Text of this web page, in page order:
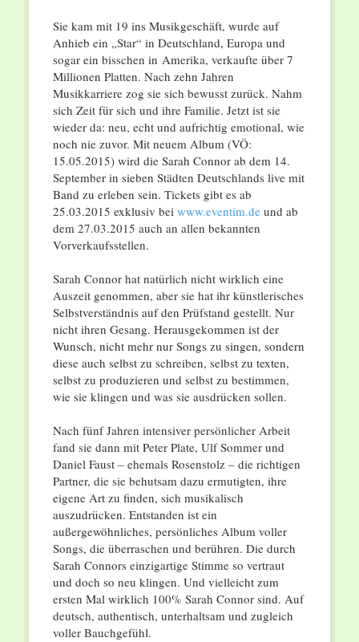
Sie kam mit 19 ins Musikgeschäft, wurde auf
Anhieb ein „Star“ in Deutschland, Europa und
sogar ein bisschen in Amerika, verkaufte über 7
Millionen Platten. Nach zehn Jahren
Musikkarriere zog sie sich bewusst zurück. Nahm
sich Zeit für sich und ihre Familie. Jetzt ist sie
wieder da: neu, echt und aufrichtig emotional, wie
noch nie zuvor. Mit neuem Album (VÖ:
15.05.2015) wird die Sarah Connor ab dem 14.
September in sieben Städten Deutschlands live mit
Band zu erleben sein. Tickets gibt es ab
25.03.2015 exklusiv bei www.eventim.deund ab
dem 27.03.2015 auch an allen bekannten
Vorverkaufsstellen.
Sarah Connor hat natürlich nicht wirklich eine
Auszeit genommen, aber sie hat ihr künstlerisches
Selbstverständnis auf den Prüfstand gestellt. Nur
nicht ihren Gesang. Herausgekommen ist der
Wunsch, nicht mehr nur Songs zu singen, sondern
diese auch selbst zu schreiben, selbst zu texten,
selbst zu produzieren und selbst zu bestimmen,
wie sie klingen und was sie ausdrücken sollen.
Nach fünf Jahren intensiver persönlicher Arbeit
fand sie dann mit Peter Plate, Ulf Sommer und
Daniel Faust – ehemals Rosenstolz – die richtigen
Partner, die sie behutsam dazu ermutigten, ihre
eigene Art zu finden, sich musikalisch
auszudrücken. Entstanden ist ein
außergewöhnliches, persönliches Album voller
Songs, die überraschen und berühren. Die durch
Sarah Connors einzigartige Stimme so vertraut
und doch so neu klingen. Und vielleicht zum
ersten Mal wirklich 100% Sarah Connor sind. Auf
deutsch, authentisch, unterhaltsam und zugleich
voller Bauchgefühl.